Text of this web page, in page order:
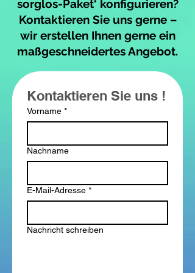
sorglos-Paket‘ konfigurieren?
Kontaktieren Sie uns gerne –
wir erstellen Ihnen gerne ein
maßgeschneidertes Angebot.
Kontaktieren Sie uns !
Vorname *
Nachname
E-Mail-Adresse *
Nachricht schreiben